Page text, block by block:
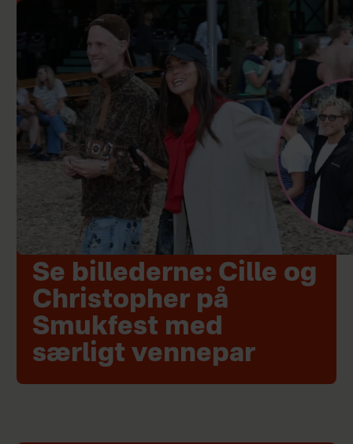
Se billederne: Cille og
Christopher på
Smukfest med
særligt vennepar